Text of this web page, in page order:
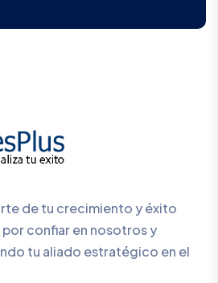
de tu crecimiento y éxito
por confiar en nosotros y
tu aliado estratégico en el